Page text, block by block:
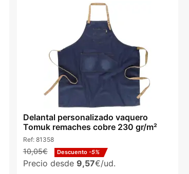
Delantal personalizado vaquero
Tomuk remaches cobre 230 gr/m²
Ref: 81358
10,05€ Descuento -5%
Precio desde 9,57€/ud.